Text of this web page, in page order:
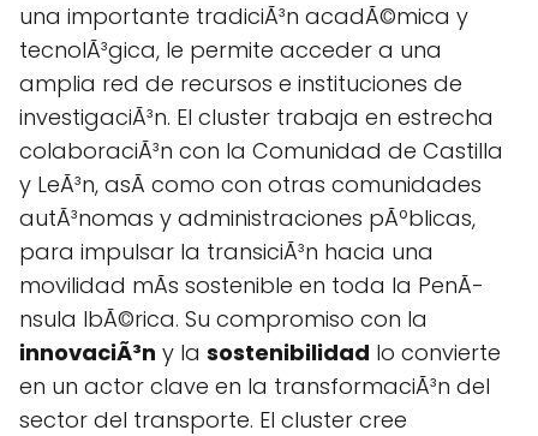
una importante tradiciÃ³n acadÃ©mica y
tecnolÃ³gica, le permite acceder a una
amplia red de recursos e instituciones de
investigaciÃ³n. El cluster trabaja en estrecha
colaboraciÃ³n con la Comunidad de Castilla
y LeÃ³n, asÃ­ como con otras comunidades
autÃ³nomas y administraciones pÃºblicas,
para impulsar la transiciÃ³n hacia una
movilidad mÃs sostenible en toda la PenÃ­
nsula IbÃ©rica. Su compromiso con la
innovaciÃ³n y la sostenibilidad lo convierte
en un actor clave en la transformaciÃ³n del
sector del transporte. El cluster cree